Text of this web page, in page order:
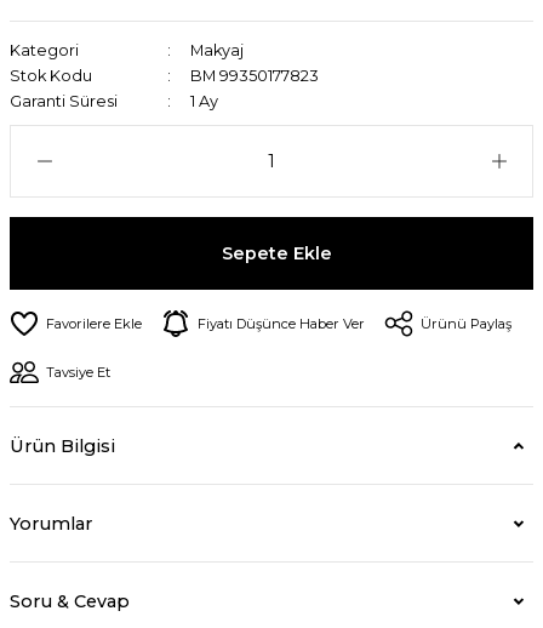
Kategori
Makyaj
Stok Kodu
BM 99350177823
Garanti Süresi
1 Ay
Sepete Ekle
Fiyatı Düşünce Haber Ver Ürünü Paylaş
Tavsiye Et
Ürün Bilgisi
Yorumlar
Soru & Cevap